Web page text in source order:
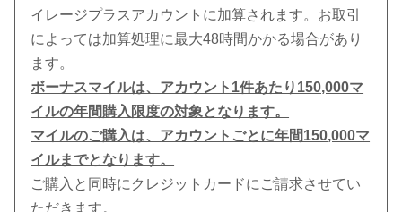
イレージプラスアカウントに加算されます。お取引
によっては加算処理に最大48時間かかる場合があり
ます。
ボーナスマイルは、アカウント1件あたり150,000マ
イルの年間購入限度の対象となります。
マイルのご購入は、アカウントごとに年間150,000マ
イルまでとなります。
ご購入と同時にクレジットカードにご請求させてい
ただきます。